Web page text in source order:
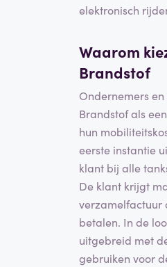
elektronisch
Waarom
Brandstof
Ondernemers
Brandstof als
hun
eerste instantie
klant bij alle
De klant krijgt
verzamelfactuur
betalen. In de
uitgebreid met
gebruiken voor